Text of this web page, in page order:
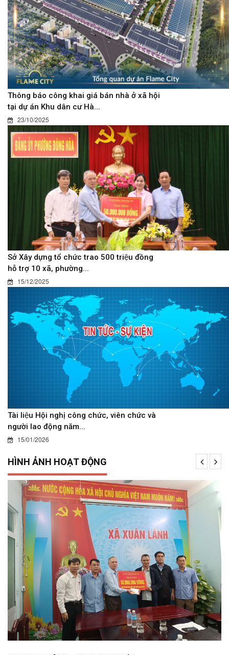
Thông báo công khai giá bán nhà ở xã hội
tại dự án Khu dân cư Hà...
23/10/2025
Sở Xây dựng tổ chức trao 500 triệu đồng
hỗ trợ 10 xã, phường...
15/12/2025
Tài liệu Hội nghị công chức, viên chức và
người lao động năm...
15/01/2026
HÌNH ẢNH HOẠT ĐỘNG